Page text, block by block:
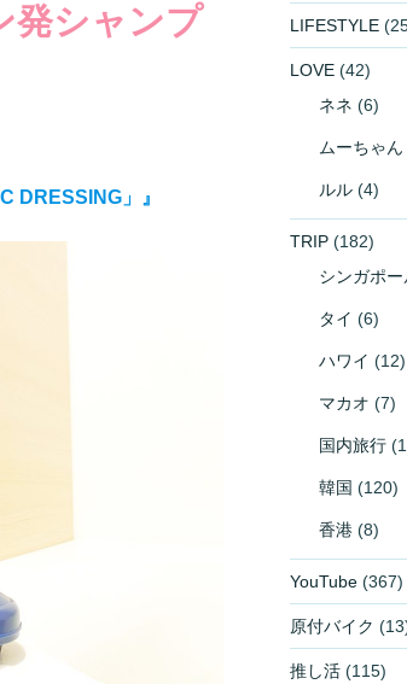
発シャンプ
DRESSING」』
LIFESTYLE
LOVE(42)
ネネ (6)
ムーちゃん
ルル(4)
TRIP(182)
シンガポー
タイ (6)
ハワイ (12)
マカオ (7)
国内旅行
韓国 (120)
香港(8)
YouTube(367)
原付バイク
推し活(115)